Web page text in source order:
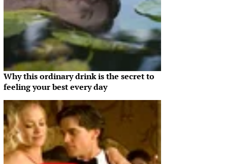
Why this ordinary drink is the secret to
feeling your best every day